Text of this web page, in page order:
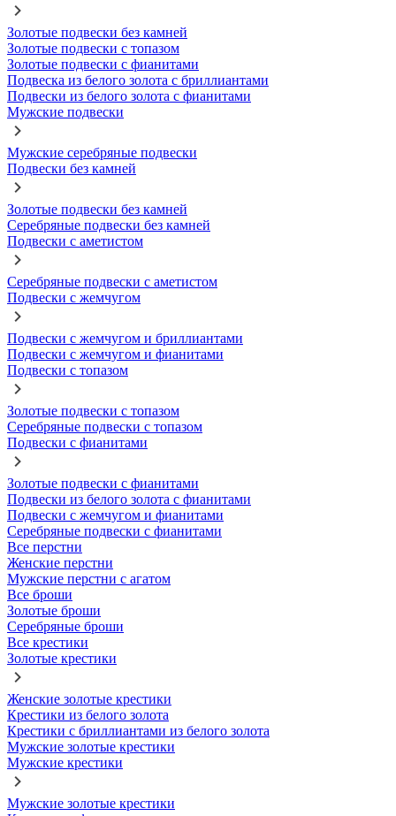
Золотые подвески без камней
Золотые подвески с топазом
Золотые подвески с фианитами
Подвеска из белого золота с бриллиантами
Подвески из белого золота с фианитами
Мужские подвески
Мужские серебряные подвески
Подвески без камней
Золотые подвески без камней
Серебряные подвески без камней
Подвески с аметистом
Серебряные подвески с аметистом
Подвески с жемчугом
Подвески с жемчугом и бриллиантами
Подвески с жемчугом и фианитами
Подвески с топазом
Золотые подвески с топазом
Серебряные подвески с топазом
Подвески с фианитами
Золотые подвески с фианитами
Подвески из белого золота с фианитами
Подвески с жемчугом и фианитами
Серебряные подвески с фианитами
Все перстни
Женские перстни
Мужские перстни с агатом
Все броши
Золотые броши
Серебряные броши
Все крестики
Золотые крестики
Женские золотые крестики
Крестики из белого золота
Крестики с бриллиантами из белого золота
Мужские золотые крестики
Мужские крестики
Мужские золотые крестики